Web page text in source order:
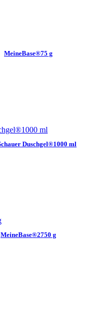
MeineBase®75 g
Duschgel®1000 ml
MeineBase®2750 g